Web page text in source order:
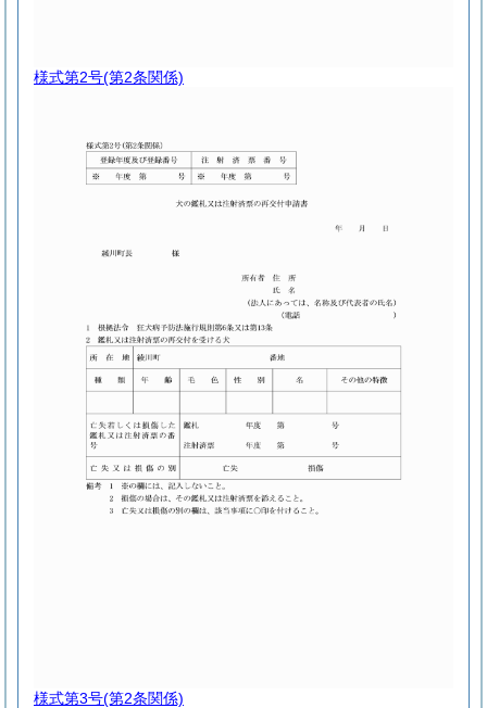
様式第2号(第2条関係)
様式第3号(第2条関係)